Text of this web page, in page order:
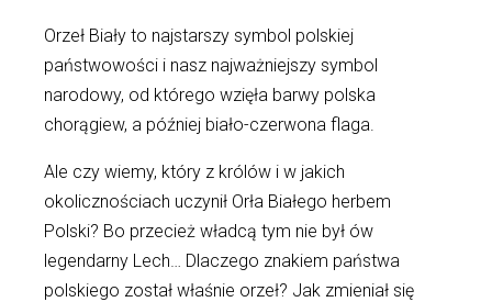
Orzeł Biały to najstarszy symbol polskiej
państwowości i nasz najważniejszy symbol
narodowy, od którego wzięła barwy polska
chorągiew, a później biało-czerwona flaga.
Ale czy wiemy, który z królów i w jakich
okolicznościach uczynił Orła Białego herbem
Polski? Bo przecież władcą tym nie był ów
legendarny Lech… Dlaczego znakiem państwa
polskiego został właśnie orzeł? Jak zmieniał się